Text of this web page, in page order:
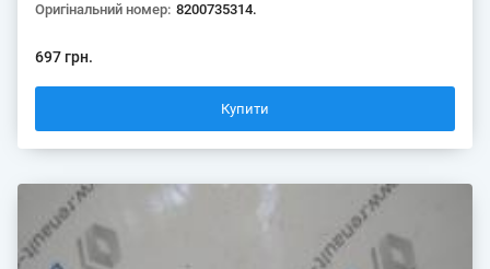
Оригінальний номер: 8200735314.
697 грн.